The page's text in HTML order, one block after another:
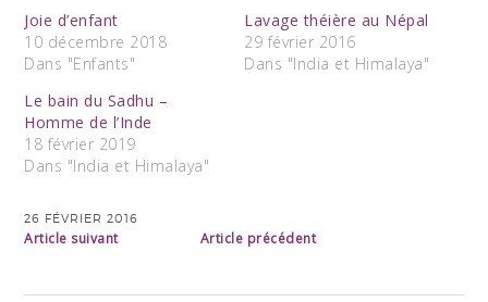
Joie d’enfant
10 décembre 2018
Dans "Enfants"
Lavage théière au Népal
29 février 2016
Dans "India et Himalaya"
Le bain du Sadhu –
Homme de l’Inde
18 février 2019
Dans "India et Himalaya"
26 FÉVRIER 2016
Article suivant Article précédent